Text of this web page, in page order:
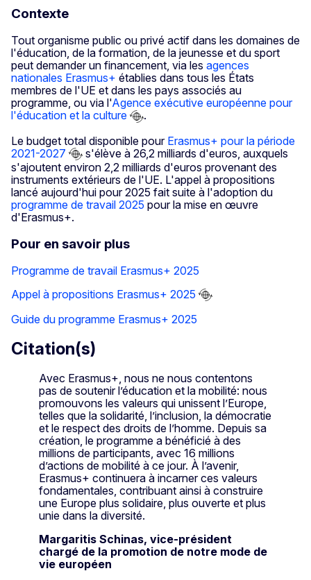
Contexte
Tout organisme public ou privé actif dans les domaines de
l'éducation, de la formation, de la jeunesse et du sport
peut demander un financement, via les agences
nationales Erasmus+ établies dans tous les États
membres de l'UE et dans les pays associés au
programme, ou via l'Agence exécutive européenne pour
l'éducation et la culture
.
Le budget total disponible pour Erasmus+ pour la période
2021-2027
s'élève à 26,2 milliards d'euros, auxquels
s'ajoutent environ 2,2 milliards d'euros provenant des
instruments extérieurs de l'UE. L'appel à propositions
lancé aujourd'hui pour 2025 fait suite à l'adoption du
programme de travail 2025 pour la mise en œuvre
d'Erasmus+.
Pour en savoir plus
Programme de travail Erasmus+ 2025
Appel à propositions Erasmus+ 2025
Guide du programme Erasmus+ 2025
Citation(s)
Avec Erasmus+, nous ne nous contentons
pas de soutenir l’éducation et la mobilité: nous
promouvons les valeurs qui unissent l’Europe,
telles que la solidarité, l’inclusion, la démocratie
et le respect des droits de l’homme. Depuis sa
création, le programme a bénéficié à des
millions de participants, avec 16 millions
d’actions de mobilité à ce jour. À l’avenir,
Erasmus+ continuera à incarner ces valeurs
fondamentales, contribuant ainsi à construire
une Europe plus solidaire, plus ouverte et plus
unie dans la diversité.
Margaritis Schinas, vice-président
chargé de la promotion de notre mode de
vie européen